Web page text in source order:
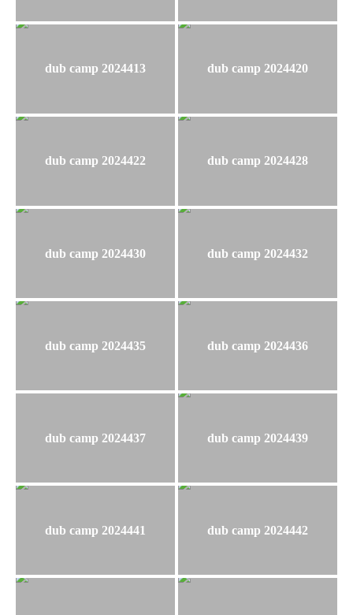
dub camp 2024413 dub camp 2024420
dub camp 2024422 dub camp 2024428
dub camp 2024430 dub camp 2024432
dub camp 2024435 dub camp 2024436
dub camp 2024437 dub camp 2024439
dub camp 2024441 dub camp 2024442